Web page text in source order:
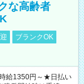
な高齢者
ブランクOK
給1350円～★日払い